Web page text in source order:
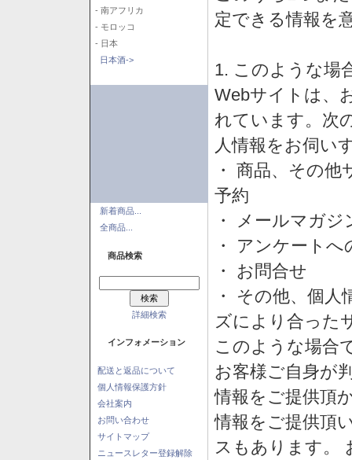
- 南アフリカ
- モロッコ
- 日本
日本酒->
新着商品...
全商品...
商品検索
詳細検索
インフォメーション
配送と返品について
個人情報保護方針
会社案内
お問い合わせ
サイトマップ
ニュースレター登録解除
定できる情報を
1. このような場
Webサイトは、
れています。次
人情報をお伺い
・ 商品、その
予約
・ メールマガ
・ アンケートへ
・ お問合せ
・ その他、個
ズにより合った
このような場合
お客様ご自身が
情報をご提供頂
情報をご提供頂
スもあります。